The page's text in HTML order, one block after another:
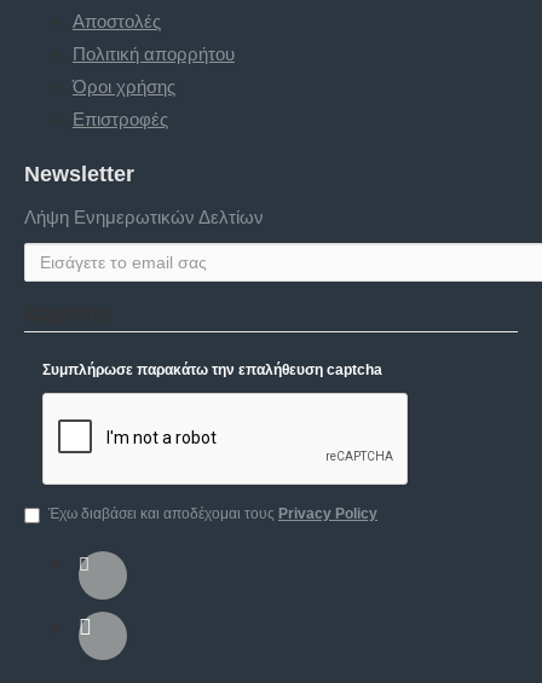
Αποστολές
Πολιτική απορρήτου
Όροι χρήσης
Επιστροφές
Newsletter
Λήψη Ενημερωτικών Δελτίων
Συμπλήρωσε παρακάτω την επαλήθευση captcha
Έχω διαβάσει και αποδέχομαι τους Privacy Policy